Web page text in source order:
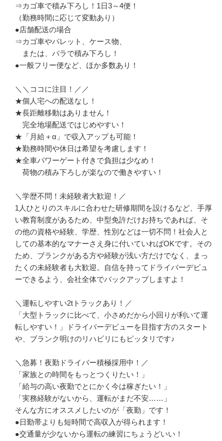
⇒カゴ車で積み下ろし！1日3～4便！
（勤務時間に応じて変動あり）
●店舗配送の場合
⇒カゴ車やパレット、ケース物、
または、バラで積み下ろし！
●一般フリー便など、ほか多数あり！
＼＼ココに注目！／／
★個人宅への配送なし！
★長距離移動はありません！
完全地場配送ではじめやすい！
★「月給＋α」で収入アップも可能！
★勤務時間や休日は希望を考慮します！
★全車パワーゲート付きで負担は少なめ！
荷物の積み下ろしが楽なので働きやすい！
＼学歴不問！未経験者大歓迎！／
1人ひとりのスキルに合わせた研修期間を設けるなど、手厚
い教育制度があるため、中型免許だけお持ちであれば、そ
の他の資格や経験、学歴、性別などは一切不問！社会人と
しての基本的なマナーさえ身に付いていればOKです。その
ため、ブランクがある方や経験が浅い方だけでなく、まっ
たくの未経験者も大歓迎。自信を持ってドライバーデビュ
ーできるよう、会社全体でバックアップしますよ！
＼運転しやすい2tトラックあり！／
「大型トラックに比べて、小さめだから小回りが利いて運
転しやすい！」ドライバーデビューを目指す方のスタート
や、ブランク明けのリハビリにもピッタリです♪
＼急募！夜勤ドライバー積極採用中！／
「家族との時間をもっとつくりたい！」
「給与の高い夜勤でとにかく今は稼ぎたい！」
「実務経験がないから、運転がまだ不安……」
そんな方にオススメしたいのが「夜勤」です！
●日勤帯よりも短時間で高収入が得られます！
●交通量が少ないから運転の練習にちょうどいい！